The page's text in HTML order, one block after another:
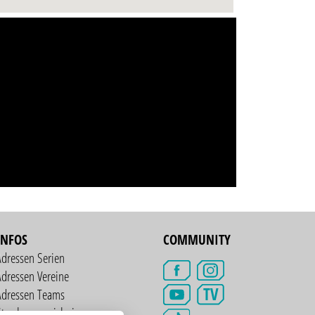
Serien
Vereine
Teams
COMMUNITY
TV